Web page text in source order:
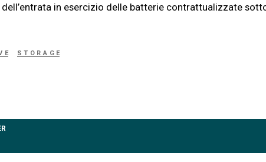
in esercizio delle batterie contrattualizzate
STORAGE